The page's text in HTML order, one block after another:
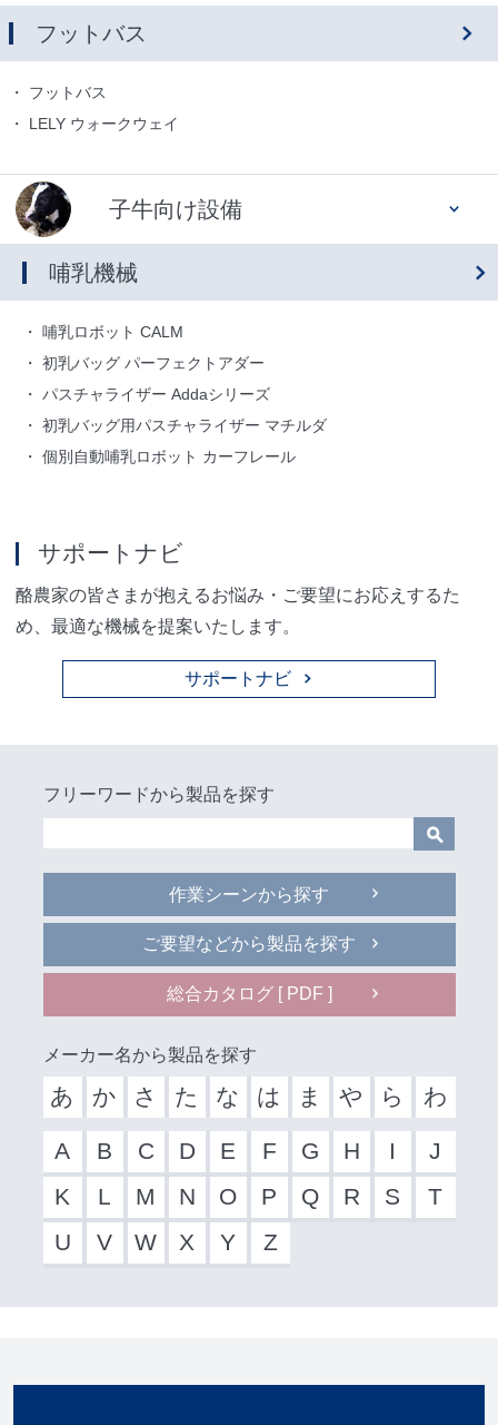
フットバス
フットバス
LELY ウォークウェイ
子牛向け設備
哺乳機械
哺乳ロボット CALM
初乳バッグ パーフェクトアダー
パスチャライザー Addaシリーズ
初乳バッグ用パスチャライザー マチルダ
個別自動哺乳ロボット カーフレール
サポートナビ
酪農家の皆さまが抱えるお悩み・ご要望にお応えするた
め、 最適な機械を提案いたします。
サポートナビ
フリーワードから製品を探す
作業シーンから探す
ご要望などから製品を探す
総合カタログ [ PDF ]
メーカー名から製品を探す
あ か さ た な は ま や ら わ
A B C D E F G H I
J
K
L M N O P Q R S
T
U
V W X Y Z